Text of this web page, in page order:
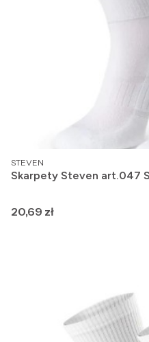
PRODUCENT
STEVEN
Skarpety Steven art.047
Cena
20,69 zł